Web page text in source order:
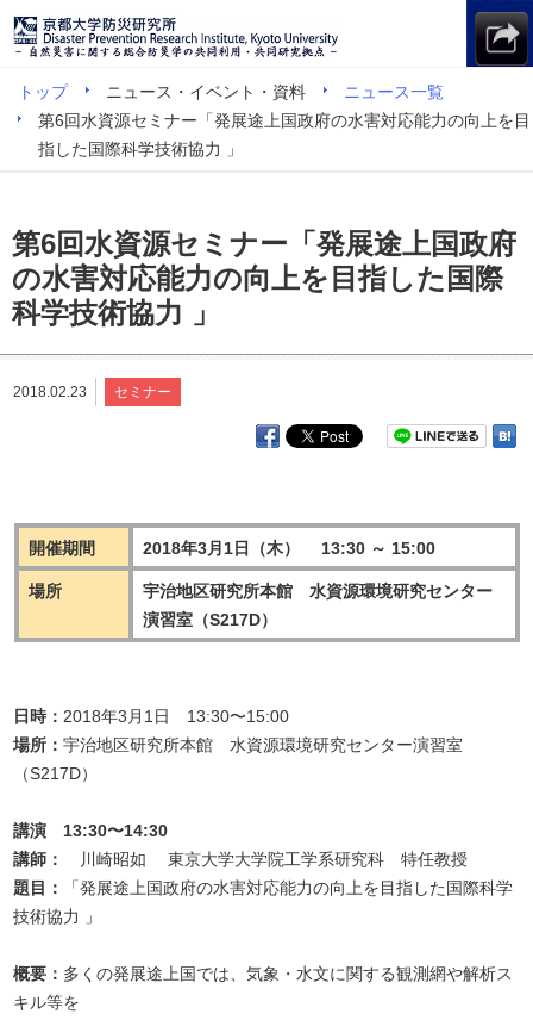
トップ ニュース・イベント・資料
ニュース一覧
第6回水資源セミナー「発展途上国政府の水害対応能力の向上を目
指した国際科学技術協力 」
第6回水資源セミナー「発展途上国政府
の水害対応能力の向上を目指した国際
科学技術協力 」
2018.02.23 セミナー
開催期間 2018年3月1日（木） 13:30 ～ 15:00
場所
宇治地区研究所本館 水資源環境研究センター
演習室（S217D）
日時： 2018年3月1日 13:30〜15:00
場所：宇治地区研究所本館 水資源環境研究センター演習室
（S217D）
講演 13:30〜14:30
講師：
川崎昭如 東京大学大学院工学系研究科 特任教授
題目：
「発展途上国政府の水害対応能力の向上を目指した国際科学
技術協力 」
概要： 多くの発展途上国では、気象・水文に関する観測網や解析ス
キル等を